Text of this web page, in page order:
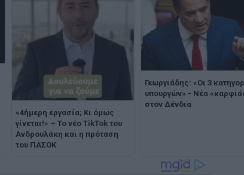
«4ήμερη εργασία; Κι όμως
γίνεται!» – Το νέο TikTok του
Ανδρουλάκη και η πρόταση
του ΠΑΣΟΚ
Γεωργιάδης: «Οι 3
υπουργών» - Νέα
στον Δένδια